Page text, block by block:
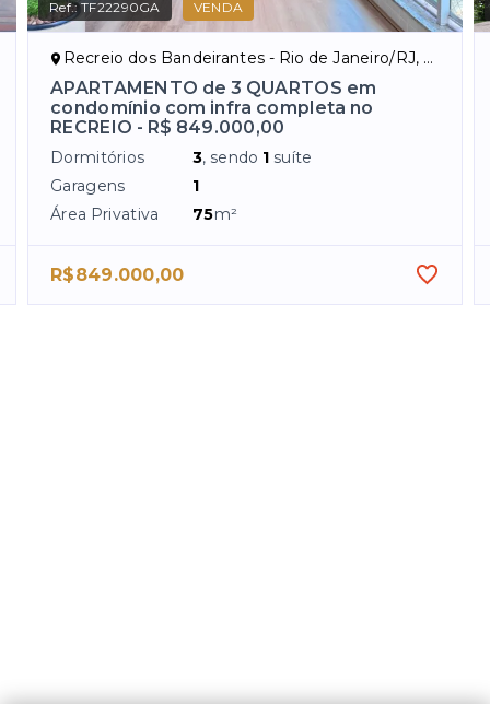
Ref.:TF22290GA VENDA
Recreio dos Bandeirantes - Rio de Janeiro/RJ, Zona Oeste
APARTAMENTO de 3 QUARTOS em
condomínio com infra completa no
RECREIO - R$ 849.000,00
Dormitórios 3, sendo 1 suíte
Garagens
1
Área Privativa
75m²
R$849.000,00